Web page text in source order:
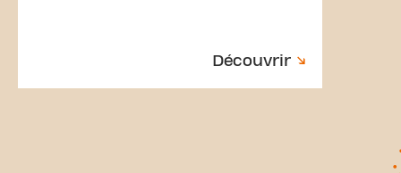
Découvrir